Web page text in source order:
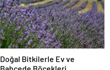
Doğal Bitkilerle Ev ve